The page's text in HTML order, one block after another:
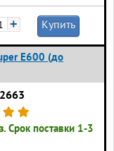
+ Купить
Е600 (до
2663
Срок поставки 1-3